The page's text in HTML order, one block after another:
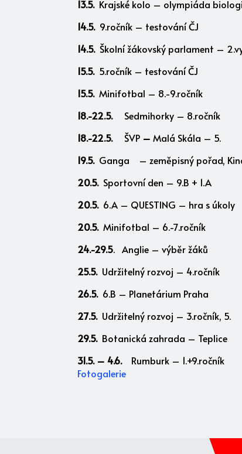
13.5. Krajské kolo – olympiáda
14.5. 9.ročník – testování ČJ
14.5. Školní žákovský parlament –
15.5. 5.ročník – testování ČJ
15.5. Minifotbal – 8.-9.ročník
18.-22.5. Sedmihorky – 8.ročník
18.-22.5. ŠVP – Malá Skála – 5.
19.5. Ganga – zeměpisný pořad,
20.5. Sportovní den – 9.B + 1.A
20.5. 6.A – QUESTING – hra s úkoly
20.5. Minifotbal – 6.-7.ročník
24.-29.5. Anglie – výběr žáků
25.5. Udržitelný rozvoj – 4.ročník
26.5.6.B – Planetárium Praha
27.5. Udržitelný rozvoj – 3.ročník, 5.
29.5. Botanická zahrada – Teplice
31.5. – 4.6. Rumburk – 1.+9.ročník
Fotogalerie